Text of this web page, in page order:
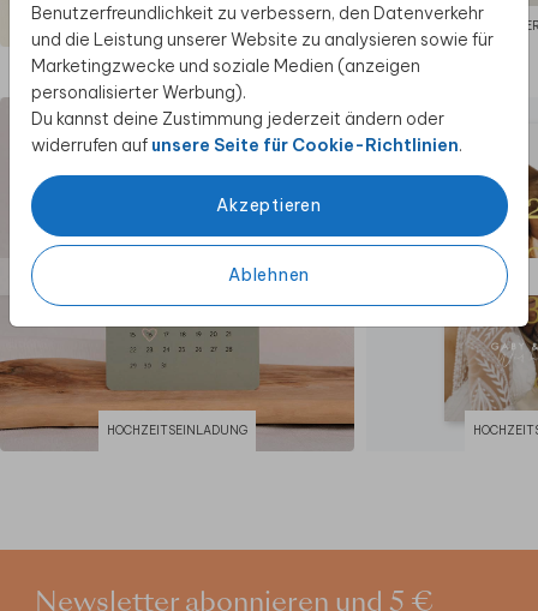
Benutzerfreundlichkeit zu verbessern, den Datenverkehr
und die Leistung unserer Website zu analysieren sowie für
Marketingzwecke und soziale Medien (anzeigen
personalisierter Werbung).
Du kannst deine Zustimmung jederzeit ändern oder
widerrufen auf unsere Seite für Cookie-Richtlinien.
Akzeptieren
Ablehnen
Diese Produkte könnten dir auch gefallen
HOCHZEITSEINLADUNG
Newsletter abonnieren und 5 €